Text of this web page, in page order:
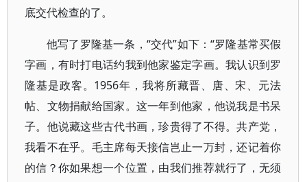
底交代检查的了。
他写了罗隆基一条，“交代”如下：“罗隆基常买假
字画，有时打电话约我到他家鉴定字画。我认识到罗
隆基是政客。1956年，我将所藏晋、唐、宋、元法
帖、文物捐献给国家。这一年到他家，他说我是书呆
子。他说藏这些古代书画，珍贵得了不得。共产党，
我看不在乎。毛主席每天接信岂止一万封，还记着你
的信？你如果想一个位置，由我们推荐就行了，无须